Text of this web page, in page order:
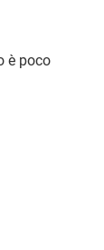
è poco